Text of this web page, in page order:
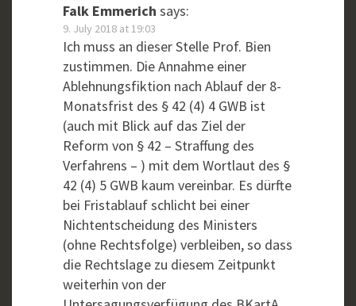
Falk Emmerich says:
9. July 2018 at 19:03
Ich muss an dieser Stelle Prof. Bien
zustimmen. Die Annahme einer
Ablehnungsfiktion nach Ablauf der 8-
Monatsfrist des § 42 (4) 4 GWB ist
(auch mit Blick auf das Ziel der
Reform von § 42 – Straffung des
Verfahrens – ) mit dem Wortlaut des §
42 (4) 5 GWB kaum vereinbar. Es dürfte
bei Fristablauf schlicht bei einer
Nichtentscheidung des Ministers
(ohne Rechtsfolge) verbleiben, so dass
die Rechtslage zu diesem Zeitpunkt
weiterhin von der